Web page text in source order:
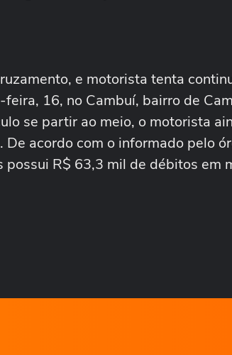
e motorista tenta
16, no Cambuí, bairro de
se partir ao meio, o motorista
acordo com o informado pelo
possui R$ 63,3 mil de débitos em